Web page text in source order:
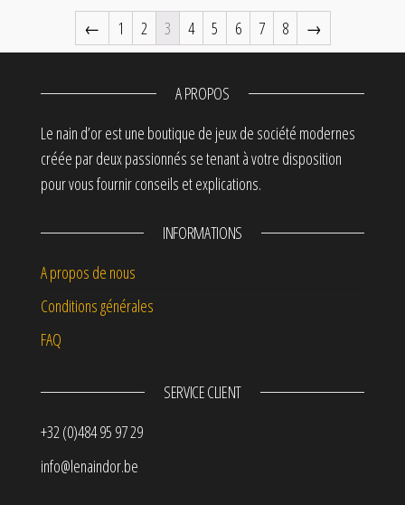
← 1 2 3 4 5 6 7 8 →
A PROPOS
Le nain d’or est une boutique de jeux de société modernes
créée par deux passionnés se tenant à votre disposition
pour vous fournir conseils et explications.
INFORMATIONS
A propos de nous
Conditions générales
FAQ
SERVICE CLIENT
+32 (0)484 95 97 29
info@lenaindor.be